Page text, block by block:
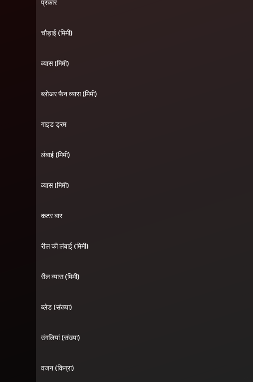
प्रकार
चौड़ाई (मिमी)
व्यास (मिमी)
ब्लोअर फैन व्यास (मिमी)
गाइड ड्रम
लंबाई (मिमी)
व्यास (मिमी)
कटर बार
रील की लंबाई (मिमी)
रील व्यास (मिमी)
ब्लेड (संख्या)
उंगलियां (संख्या)
वजन (किग्रा)